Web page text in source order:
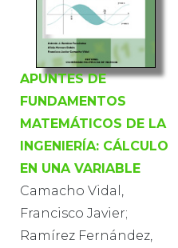
APUNTES DE
FUNDAMENTOS
MATEMÁTICOS DE LA
INGENIERÍA: CÁLCULO
EN UNA VARIABLE
Camacho Vidal,
Francisco Javier;
Ramírez Fernández,